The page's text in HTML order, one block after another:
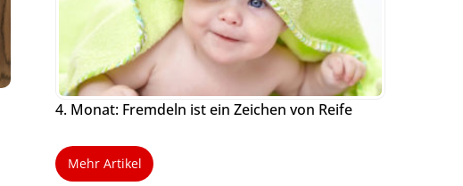
4. Monat: Fremdeln ist ein Zeichen von Reife
Mehr Artikel